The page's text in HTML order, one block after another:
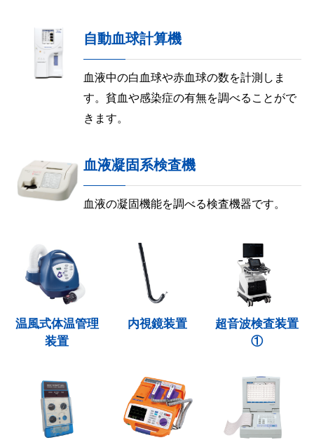
自動血球計算機
血液中の白血球や赤血球の数を計測しま
す。貧血や感染症の有無を調べることがで
きます。
血液凝固系検査機
血液の凝固機能を調べる検査機器です。
温風式体温管理
装置
内視鏡装置
超音波検査装置
①